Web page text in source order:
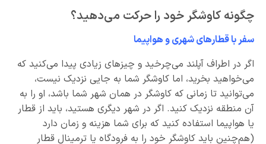
چگونه کاوشگر خود را حرکت می‌دهید؟
سفر با قطارهای شهری و هواپیما
اگر در اطراف آپلند می‌چرخید و چیزهای زیادی پیدا می‌کنید که
می‌خواهید بخرید، اما کاوشگر شما به جایی نزدیک نیست،
می‌توانید تا زمانی که کاوشگر در همان شهر شما باشد، او را به
آن منطقه نزدیک کنید. اگر در شهر دیگری هستید، باید از قطار
یا هواپیما استفاده کنید که برای شما هزینه و زمان دارد
(هم‌چنین باید کاوشگر خود را به فرودگاه یا ترمینال قطار